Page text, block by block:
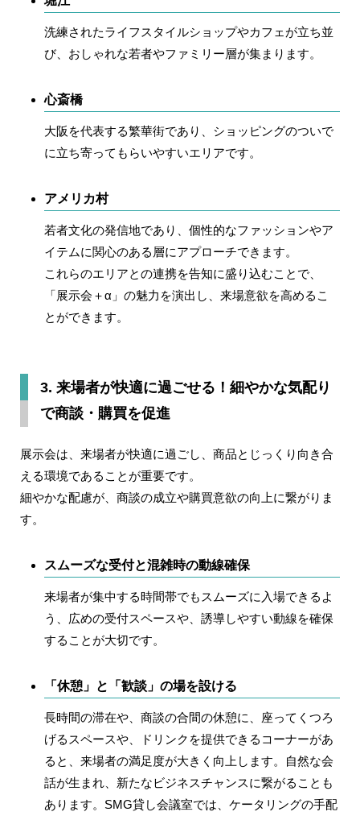
洗練されたライフスタイルショップやカフェが立ち並
び、おしゃれな若者やファミリー層が集まります。
心斎橋
大阪を代表する繁華街であり、ショッピングのついで
に立ち寄ってもらいやすいエリアです。
アメリカ村
若者文化の発信地であり、個性的なファッションやア
イテムに関心のある層にアプローチできます。
これらのエリアとの連携を告知に盛り込むことで、
「展示会＋α」の魅力を演出し、来場意欲を高めるこ
とができます。
3. 来場者が快適に過ごせる！細やかな気配り
で商談・購買を促進
展示会は、来場者が快適に過ごし、商品とじっくり向き合
える環境であることが重要です。
細やかな配慮が、商談の成立や購買意欲の向上に繋がりま
す。
スムーズな受付と混雑時の動線確保
来場者が集中する時間帯でもスムーズに入場できるよ
う、広めの受付スペースや、誘導しやすい動線を確保
することが大切です。
「休憩」と「歓談」の場を設ける
長時間の滞在や、商談の合間の休憩に、座ってくつろ
げるスペースや、ドリンクを提供できるコーナーがあ
ると、来場者の満足度が大きく向上します。自然な会
話が生まれ、新たなビジネスチャンスに繋がることも
あります。SMG貸し会議室では、ケータリングの手配